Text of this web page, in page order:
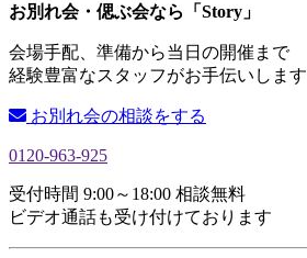
お別れ会・偲ぶ会なら「Story」
会場手配、準備から当日の開催まで
経験豊富なスタッフがお手伝いします
お別れ会の相談をする
0120-963-925
受付時間 9:00～18:00 相談無料
ビデオ通話も受け付けております